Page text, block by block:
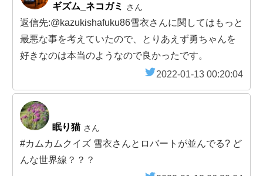
ギズム_ネコガミ さん
返信先:@kazukishafuku86雪衣さんに関してはもっと
最悪な事を考えていたので、とりあえず勇ちゃんを
好きなのは本当のようなので良かったです。
2022-01-13 00:20:04
眠り猫 さん
#カムカムクイズ 雪衣さんとロバートが並んでる? ど
んな世界線？？？